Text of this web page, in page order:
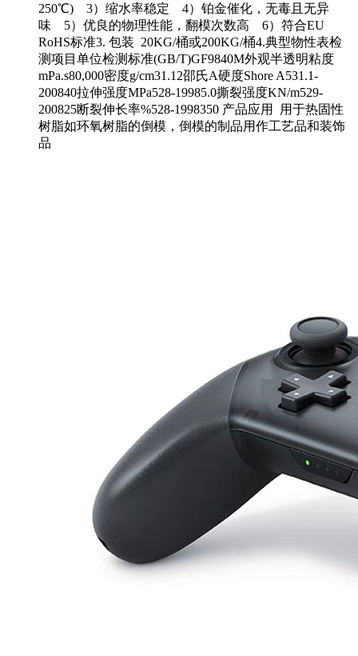
250℃) 3）缩水率稳定 4）铂金催化，无毒且无异
味 5）优良的物理性能，翻模次数高 6）符合EU
RoHS标准3. 包装 20KG/桶或200KG/桶4.典型物性表检
测项目单位检测标准(GB/T)GF9840M外观半透明粘度
mPa.s80,000密度g/cm31.12邵氏A硬度Shore A531.1-
200840拉伸强度MPa528-19985.0撕裂强度KN/m529-
200825断裂伸长率%528-1998350 产品应用 用于热固性
树脂如环氧树脂的倒模，倒模的制品用作工艺品和装饰
品